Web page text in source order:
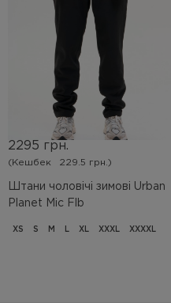
Штани чоловічі зимові Urban
Planet Mic Flb
2295 грн.
(Кешбек 229.5 грн.)
XS S M L XL XXXL XXXXL